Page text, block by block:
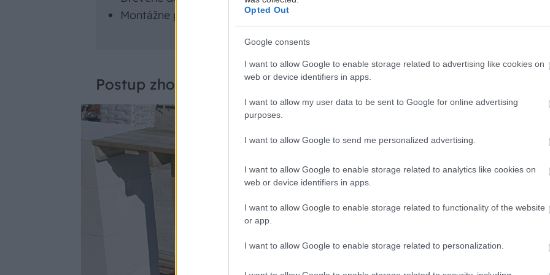
Opted Out
Google consents
I want to allow Google to enable storage related to advertising like cookies on
web or device identifiers in apps.
I want to allow my user data to be sent to Google for online advertising
purposes.
I want to allow Google to send me personalized advertising.
I want to allow Google to enable storage related to analytics like cookies on
web or device identifiers in apps.
I want to allow Google to enable storage related to functionality of the website
or app.
I want to allow Google to enable storage related to personalization.
Montážne podpery
Postup zhotovenie prekladu